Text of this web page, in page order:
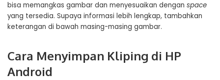
bisa memangkas gambar dan menyesuaikan dengan space
yang tersedia. Supaya informasi lebih lengkap, tambahkan
keterangan di bawah masing-masing gambar.
Cara Menyimpan Kliping di HP
Android